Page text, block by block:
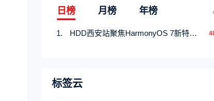
日榜 月榜 年榜
HDD西安站聚焦HarmonyOS 7新特性，解锁从互联到智能的应用开发新范式
标签云